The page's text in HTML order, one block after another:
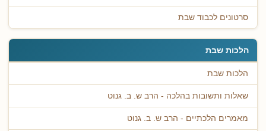
סרטונים לכבוד שבת
הלכות שבת
הלכות שבת
שאלות ותשובות בהלכה - הרב ש. ב. גנוט
מאמרים הלכתיים - הרב ש. ב. גנוט